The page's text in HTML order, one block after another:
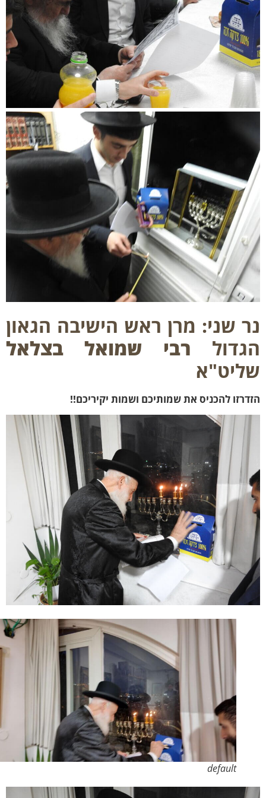
שני: מרן ראש הישיבה הגאון
רבי שמואל בצלאל
להכניס את שמותיכם ושמות יקיריכם!!
default